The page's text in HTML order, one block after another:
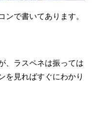
ンで書いてあります。
、ラスペネは振っては
を見ればすぐにわかり